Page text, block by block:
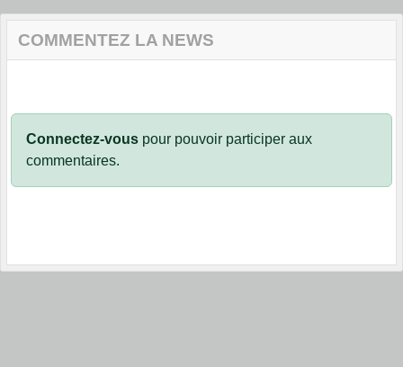
COMMENTEZ LA NEWS
Connectez-vous pour pouvoir participer aux
commentaires.